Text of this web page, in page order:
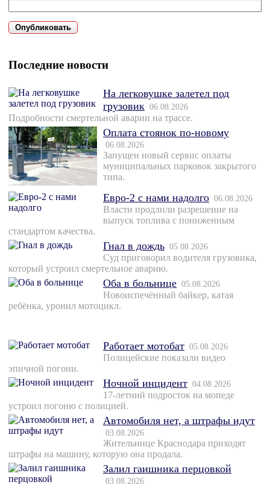
Последние новости
На легковушке залетел под
грузовик 06.08.2026
Подробности смертельной аварии на трассе.
Оплата стоянок по-новому
06.08.2026
Запущен новый сервис оплаты
муниципальных парковок закрытого
типа.
Евро-2 с нами надолго 06.08.2026
Власти продлили разрешение на
выпуск топлива с пониженным
стандартом качества.
Гнал в дождь 05.08.2026
Суд приговорил водителя грузовика,
который устроил смертельное аварию.
Оба в больнице 05.08.2026
Новоиспечённый байкер, катая
ребёнка, уронил мотоцикл.
Работает мотобат 05.08.2026
Полицейские показали видео
эпичной погони.
Ночной инцидент 04.08.2026
17-летний подросток на мопеде
устроил погоню с полицией.
Автомобиля нет, а штрафы идут
03.08.2026
Жительнице Краснодара приходят
штрафы на машину, которую она продала.
Залил гаишника перцовкой
03.08.2026